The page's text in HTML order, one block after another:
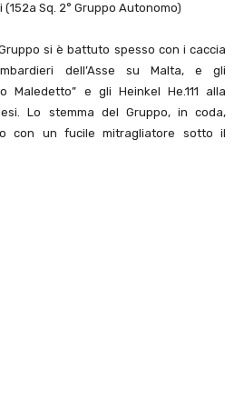
Sq. 2° Gruppo Autonomo)
si è battuto spesso con i caccia
dell’Asse su Malta, e gli
Maledetto” e gli Heinkel He.111 alla
Lo stemma del Gruppo, in coda,
con un fucile mitragliatore sotto il